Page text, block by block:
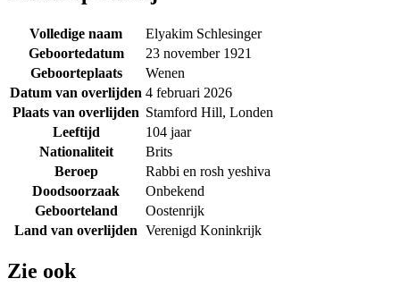
Volledige naam
Elyakim Schlesinger
Geboortedatum
23 november 1921
Geboorteplaats
Wenen
Datum van overlijden 4 februari 2026
Plaats van overlijden Stamford Hill, Londen
Leeftijd
104 jaar
Nationaliteit
Brits
Beroep
Rabbi en rosh yeshiva
Doodsoorzaak
Onbekend
Geboorteland
Oostenrijk
Land van overlijden Verenigd Koninkrijk
Zie ook